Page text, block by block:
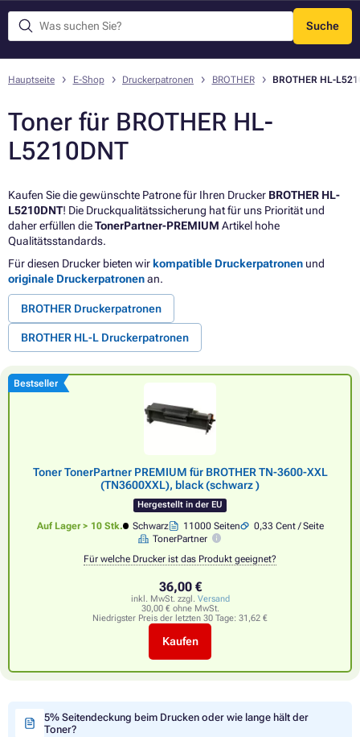
Suche
Menü
Hauptseite E-Shop Druckerpatronen BROTHER BROTHER HL-
Toner für BROTHER HL-
L5210DNT
Kaufen Sie die gewünschte Patrone für Ihren Drucker BROTHER HL-
L5210DNT! Die Druckqualitätssicherung hat für uns Priorität und
daher erfüllen dieTonerPartner-PREMIUM Artikel hohe
Qualitätsstandards.
Für diesen Drucker bieten wir kompatible Druckerpatronen und
originale Druckerpatronenan.
BROTHER Druckerpatronen
BROTHER HL-L Druckerpatronen
Bestseller
Toner TonerPartner PREMIUM für BROTHER TN-3600-XXL
(TN3600XXL), black (schwarz )
Hergestellt in der EU
Auf Lager > 10 Stk. Schwarz 11000 Seiten
0,33 Cent / Seite
TonerPartner
Für welche Drucker ist das Produkt geeignet?
36,00 €
inkl. MwSt. zzgl. Versand
30,00 € ohne MwSt.
Niedrigster Preis der letzten 30 Tage: 31,62 €
Kaufen
5% Seitendeckung beim Drucken oder wie lange hält der
Toner?